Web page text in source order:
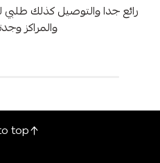
رائع جدا والتوصيل كذلك
والمراكز
top